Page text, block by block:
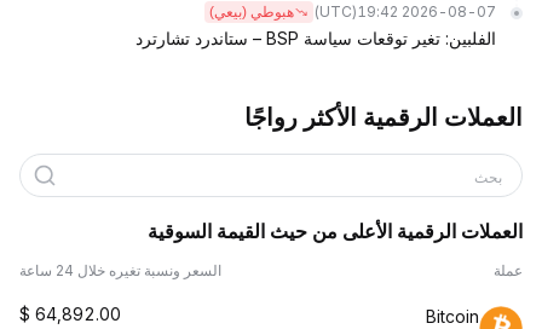
2026-08-07 19:42
(UTC) هبوطي (بيعي)
الفلبين: تغير توقعات سياسة BSP – ستاندرد تشارترد
العملات الرقمية الأكثر رواجًا
بحث
العملات الرقمية الأعلى من حيث القيمة السوقية
عملة السعر ونسبة تغيره خلال 24 ساعة
Bitcoin
$ 64,892.00